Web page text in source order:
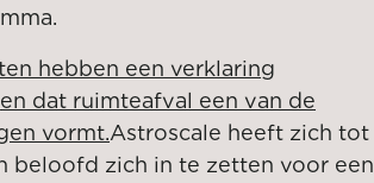
hebben een verklaring
dat ruimteafval een van de
vormt.Astroscale heeft zich tot
beloofd zich in te zetten voor een